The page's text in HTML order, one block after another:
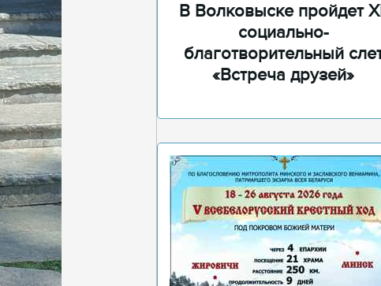
В Волковыске пройдет
социально-
благотворительный
«Встреча друзей»